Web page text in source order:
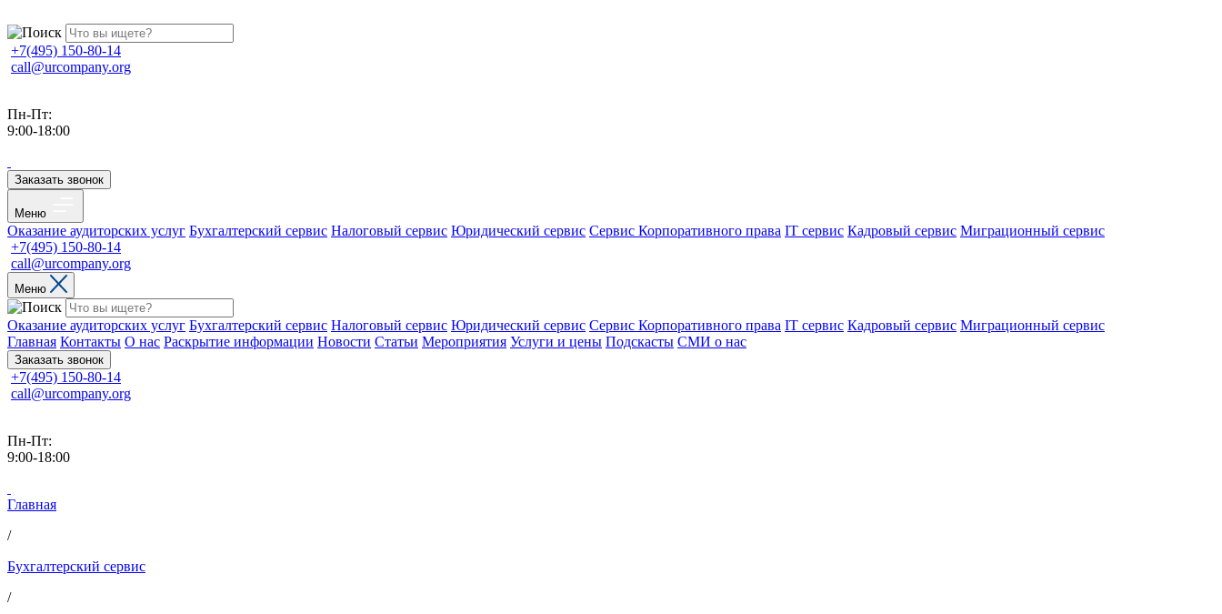
+7(495) 150-80-14
call@urcompany.org
Пн-Пт:
9:00-18:00
Заказать звонок
Меню
Оказание аудиторских услуг Бухгалтерский сервис Налоговый сервис Юридический сервис Сервис Корпоративного права IT сервис Кадровый сервис Миграционный сервис
+7(495) 150-80-14
call@urcompany.org
Меню
Оказание аудиторских услуг Бухгалтерский сервис Налоговый сервис Юридический сервис Сервис Корпоративного права IT сервис Кадровый сервис Миграционный сервис
Главная Контакты О нас Раскрытие информации Новости Статьи Мероприятия Услуги и цены Подскасты СМИ о нас
Заказать звонок
+7(495) 150-80-14
call@urcompany.org
Пн-Пт:
9:00-18:00
Главная
/
Бухгалтерский сервис
/